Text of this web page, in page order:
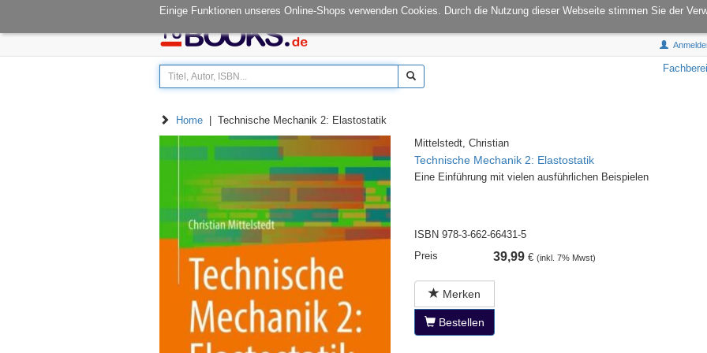
Einige Funktionen unseres Online-Shops verwenden Cookies. Durch die Nutzung dieser Webseite stimmen Sie der
Öffnungszeiten: Mo - Fr 08.00-14.30 onCampus:S1|03 E-Mail:info@tu-books.de
Home | Technische Mechanik 2: Elastostatik
Mittelstedt, Christian
Technische Mechanik 2: Elastostatik
Eine Einführung mit vielen ausführlichen Beispielen
ISBN 978-3-662-66431-5
Preis
39,99€ (inkl. 7% Mwst)
Merken
Bestellen